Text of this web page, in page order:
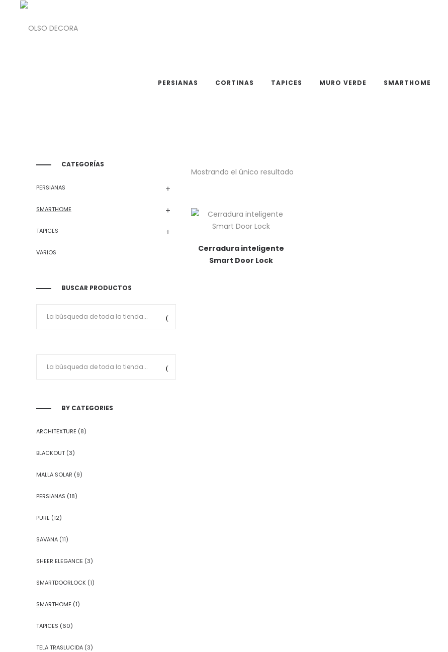
OLSO
OLSO
PERSIANAS CORTINAS TAPICES MURO VERDE SMARTHOME
Smarthome
Mostrando el único resultado
Cerradura inteligente
Smart Door Lock
CATEGORÍAS
PERSIANAS
SMARTHOME
TAPICES
VARIOS
BUSCAR PRODUCTOS
BY CATEGORIES
ARCHITEXTURE (8)
BLACKOUT (3)
MALLA SOLAR (9)
PERSIANAS (18)
PURE (12)
SAVANA (11)
SHEER ELEGANCE (3)
SMARTDOORLOCK (1)
SMARTHOME (1)
TAPICES (60)
TELA TRASLUCIDA (3)